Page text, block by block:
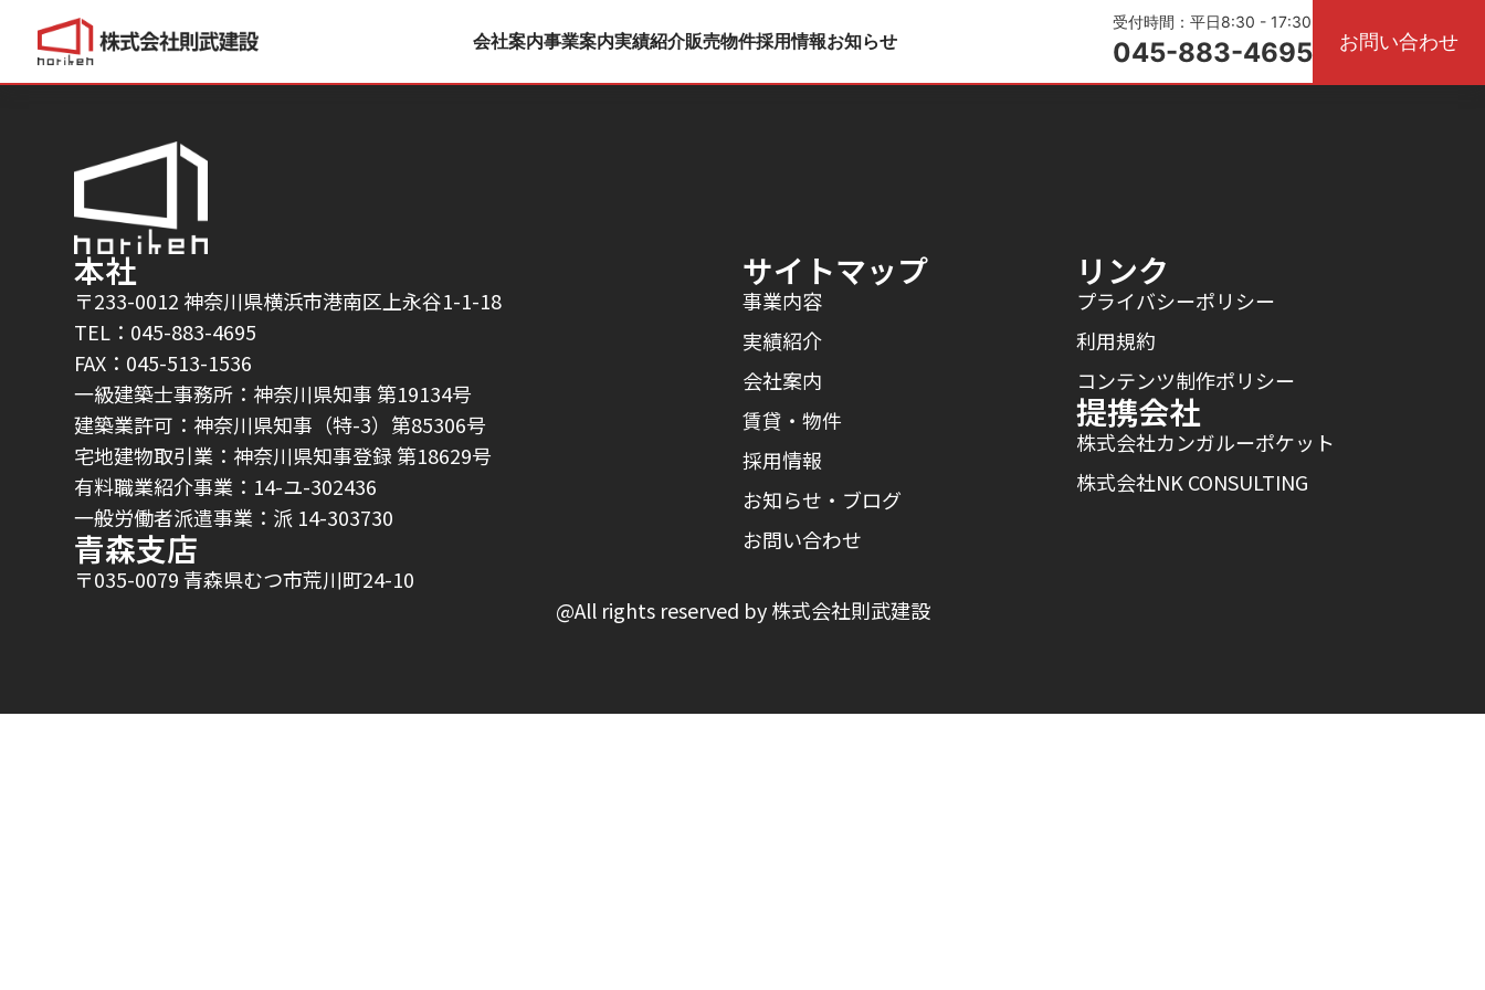
会社案内事業案内実績紹介販売物件採用情報お知らせ
受付時間：平日8:30 - 17:30
045-883-4695 お問い合わせ
地上10階建新築工事
本社
〒233-0012 神奈川県横浜市港南区上永谷1-1-18
TEL：045-883-4695
FAX：045-513-1536
一級建築士事務所：神奈川県知事 第19134号
建築業許可：神奈川県知事（特-3）第85306号
宅地建物取引業：神奈川県知事登録 第18629号
有料職業紹介事業：14-ユ-302436
一般労働者派遣事業：派 14-303730
青森支店
〒035-0079 青森県むつ市荒川町24-10
サイトマップ
事業内容
実績紹介
会社案内
賃貸・物件
採用情報
お知らせ・ブログ
お問い合わせ
リンク
プライバシーポリシー
利用規約
コンテンツ制作ポリシー
提携会社
株式会社カンガルーポケット
株式会社NK CONSULTING
@All rights reserved by 株式会社則武建設